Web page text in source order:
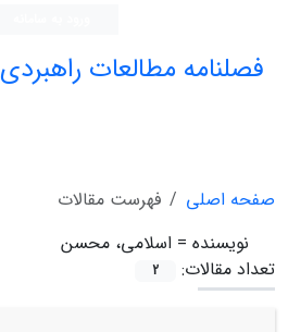
فصلنامه مطالعات راهبردی
صفحه اصلی
فهرست مقالات
نویسنده = اسلامی، محسن
تعداد مقالات:
2